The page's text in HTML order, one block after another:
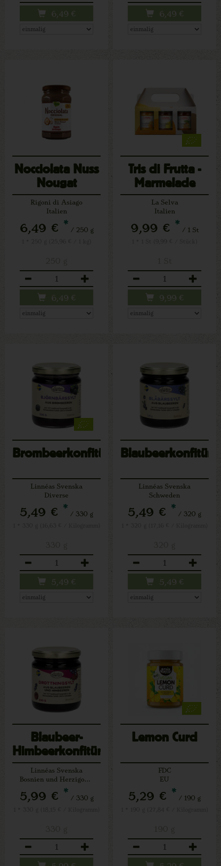
6,49 € 6,49 €
Nocciolata Nuss
Nougat
Aufstrich 250g
Rigoni di Asiago
Italien
6,49 € * / 250 g
6,49 €
Tris di Frutta -
Marmelade
La Selva
Italien
9,99 € * / 1 St
9,99 €
Brombeerkonfitüre
Linnéas Svenska
Diverse
5,49 € * / 330 g
5,49 €
Blaubeerkonfitüre
Linnéas Svenska
Schweden
5,49 € * / 320 g
5,49 €
Blaubeer-
Himbeerkonfitüre
Linnéas Svenska
Bosnien und Herzigowina
5,99 € * / 330 g
Lemon Curd
FDC
EU
5,29 € * / 190 g